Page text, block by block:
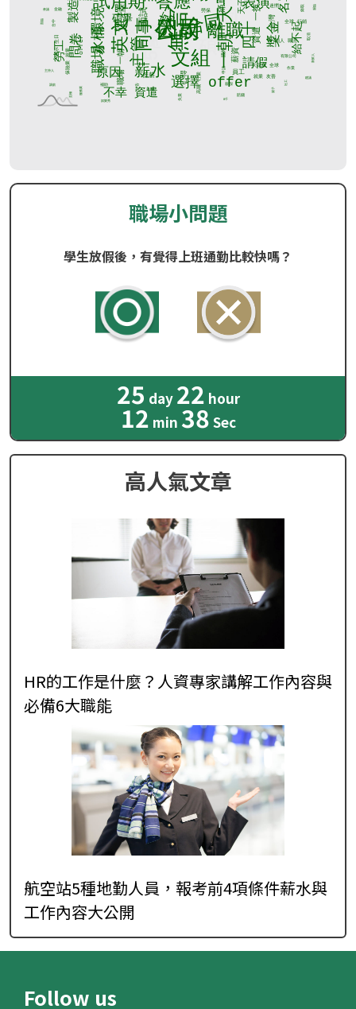
職場小問題
學生放假後，有覺得上班通勤比較快嗎？
25 day 22 hour
12 min 36 Sec
高人氣文章
HR的工作是什麼？人資專家講解工作內容與
必備6大職能
航空站5種地勤人員，報考前4項條件薪水與
工作內容大公開
Follow us